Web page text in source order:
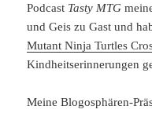
Podcast Tasty MTG
und Geis zu Gast und
Mutant Ninja Turtles
Kindheitserinnerungen
Meine Blogosphären-